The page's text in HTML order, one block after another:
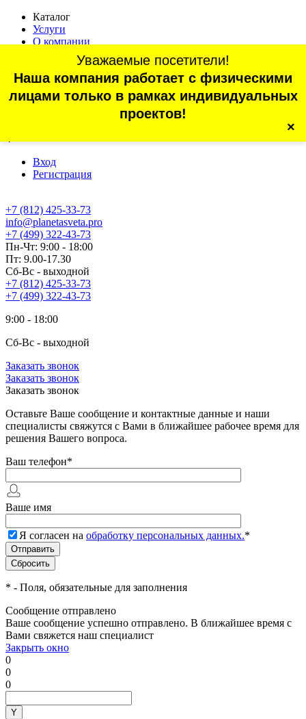
Каталог
Услуги
О компании
Статьи
Контакты
Отзывы
г. Санкт-Петербург, проспект Обуховской Обороны, 70, корп.
Вход
Регистрация
+7 (812) 425-33-73
Уважаемые посетители!
Наша компания работает с физическими
лицами только в рамках индивидуальных
проектов!
×
info@planetasveta.pro
+7 (499) 322-43-73
Пн-Чт: 9:00 - 18:00
Пт: 9.00-17.30
Сб-Вс - выходной
+7 (812) 425-33-73
+7 (499) 322-43-73
9:00 - 18:00
Сб-Вс - выходной
Заказать звонок
Заказать звонок
Заказать звонок
Оставьте Ваше сообщение и контактные данные и наши
специалисты свяжутся с Вами в ближайшее рабочее время для
решения Вашего вопроса.
Ваш телефон*
Ваше имя
Я согласен на обработку персональных данных.*
* - Поля, обязательные для заполнения
Сообщение отправлено
Ваше сообщение успешно отправлено. В ближайшее время с
Вами свяжется наш специалист
Закрыть окно
0
0
0